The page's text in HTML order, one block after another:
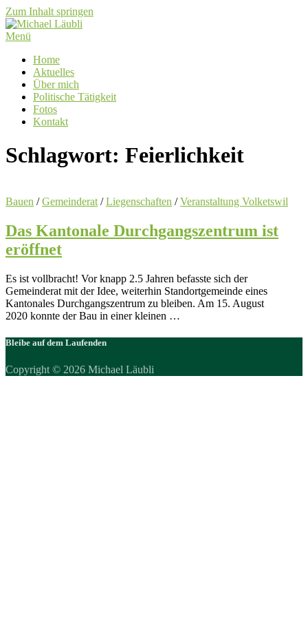
Zum Inhalt springen
Menü
Home
Aktuelles
Über mich
Politische Tätigkeit
Fotos
Kontakt
Schlagwort: Feierlichkeit
Bauen /Gemeinderat /Liegenschaften /Veranstaltung Volketswil
Das Kantonale Durchgangszentrum ist
eröffnet
Es ist vollbracht! Vor knapp 2.5 Jahren befasste sich der
Gemeinderat mit der Idee, weiterhin Standortgemeinde eines
Kantonales Durchgangszentrum zu bleiben. Am 15. August
2020 konnte der Bau in einer kleinen …
Bleibe auf dem Laufenden
Copyright © 2026 Michael Läubli